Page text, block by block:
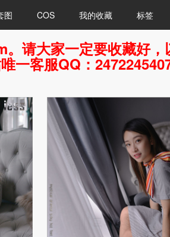
图 COS 我的收藏 标签
请大家一定要收藏好
一客服QQ：